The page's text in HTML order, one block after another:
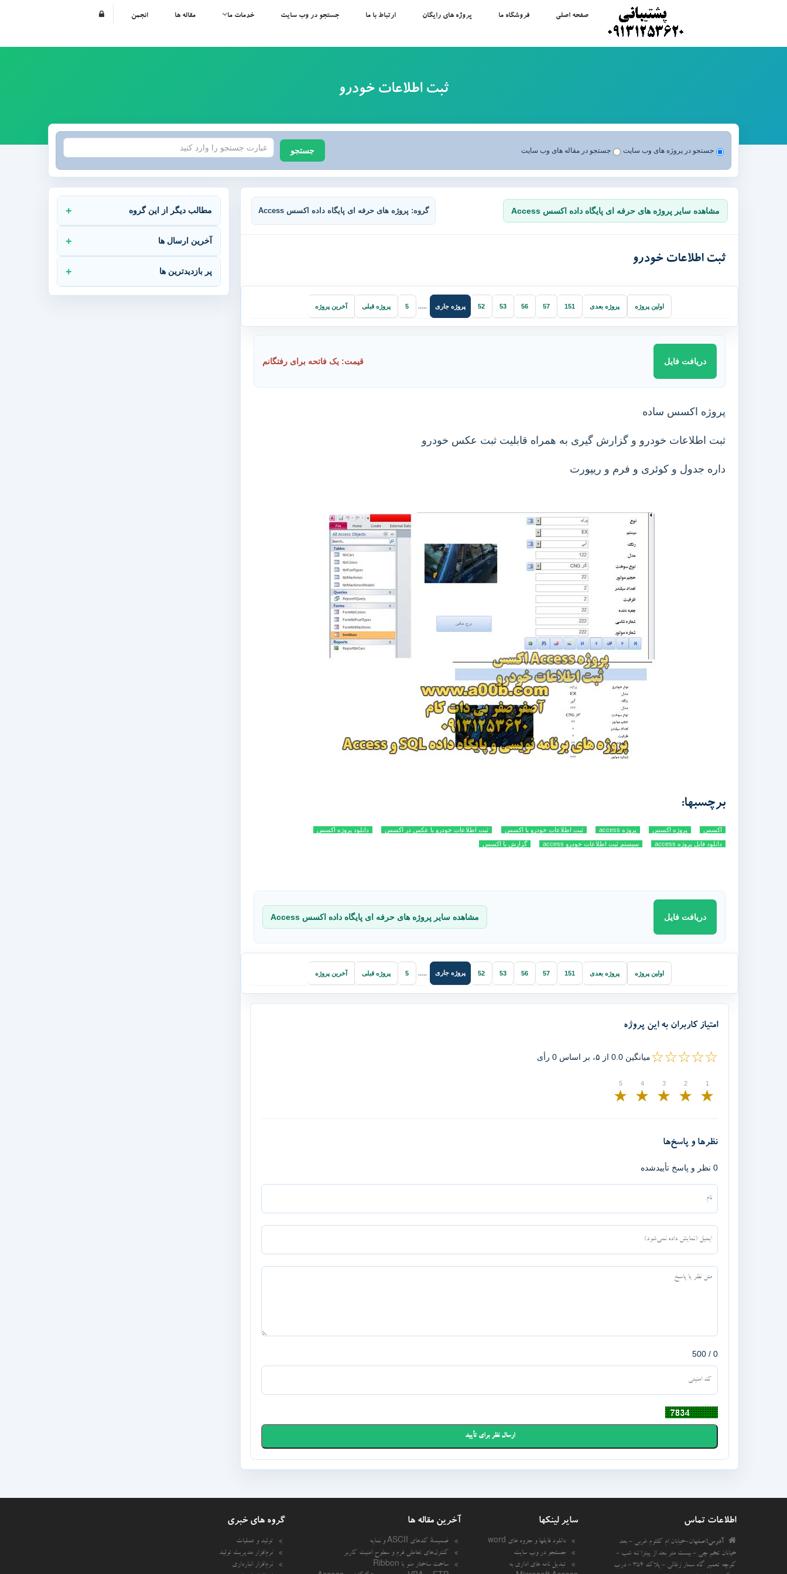
صفحه اصلی فروشگاه ما پروژه های رایگان ارتباط با ما جستجو در وب سایت خدمات ما مقاله ها انجمن
ثبت اطلاعات خودرو
جستجو در پروژه های وب سایت جستجو در مقاله های وب سایت جستجو
مشاهده سایر پروژه های حرفه ای پایگاه داده اکسس Access گروه: پروژه های حرفه ای پایگاه داده اکسس Access
ثبت اطلاعات خودرو
اولین پروژه پروژه بعدی 151
57
56
53
52 پروژه جاری .....
5 پروژه قبلی آخرین پروژه
دریافت فایل قیمت: یک فاتحه برای رفتگانم
پروژه اکسس ساده
ثبت اطلاعات خودرو و گزارش گیری به همراه قابلیت ثبت عکس خودرو
داره جدول و کوئری و فرم و ریپورت
برچسبها:
اکسس پروژه اکسس پروژه access ثبت اطلاعات خودرو با اکسس ثبت اطلاعات خودرو با عکس در اکسس
دانلود پروژه اکسس
دانلود فایل پروژه access
سیستم ثبت اطلاعات خودرو access گزارش با اکسس
دریافت فایل مشاهده سایر پروژه های حرفه ای پایگاه داده اکسس Access
اولین پروژه پروژه بعدی 151
57
56
53
52 پروژه جاری .....
5 پروژه قبلی آخرین پروژه
امتیاز کاربران به این پروژه
☆☆☆☆☆میانگین 0.0 از ۵، بر اساس 0 رأی
★
★
★
★
★
نظرها و پاسخ‌ها
0 نظر و پاسخ تأییدشده
0 / 500
مطالب دیگر از این گروه
آخرین ارسال ها
پر بازدیدترین ها
اطلاعات تماس
آدرس:اصفهان-خیابان ام کلثوم غربی - بعد
خیابان تخم چی - بیست متر بعد از پیتزا ننه شب -
کوچه تعمیر گاه سمار زغالی - پلاک 354 - درب
سایر لینکها
دانلود فایلها و جزوه های word
جستجو در وب سایت
تبدیل نامه های اداری به
آخرین مقاله ها
ضمیمهٔ کدهای ASCII و نمایه
کنترل‌های تعاملی فرم و سطوح امنیت کاربر
ساخت ساختار منو با Ribbon
گروه های خبری
تولید و عملیات
نرم‌افزار مدیریت تولید
نرم‌افزار انبارداری